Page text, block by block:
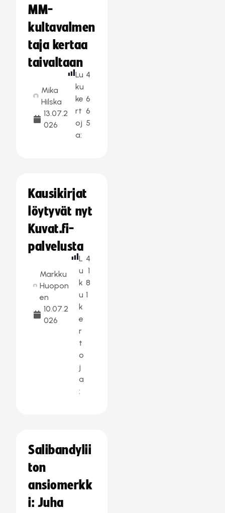
MM-
kultavalmen
taja kertaa
taivaltaan
Mika
Hilska
13.07.2
026
Lu
ku
ke
rt
oj
a:
4
6
6
5
Kausikirjat
löytyvät nyt
Kuvat.fi-
palvelusta
Markku
Huopon
en
10.07.2
026
L
u
k
u
k
e
r
t
o
j
a
:
4
1
8
1
Salibandylii
ton
ansiomerkk
i: Juha